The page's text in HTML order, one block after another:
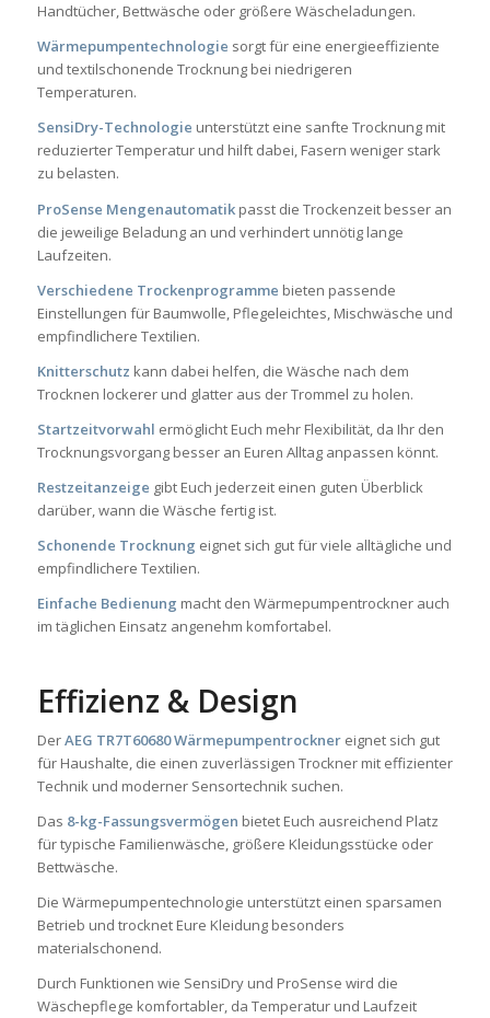
Handtücher, Bettwäsche oder größere Wäscheladungen.
Wärmepumpentechnologie sorgt für eine energieeffiziente
und textilschonende Trocknung bei niedrigeren
Temperaturen.
SensiDry-Technologie unterstützt eine sanfte Trocknung mit
reduzierter Temperatur und hilft dabei, Fasern weniger stark
zu belasten.
ProSense Mengenautomatikpasst die Trockenzeit besser an
die jeweilige Beladung an und verhindert unnötig lange
Laufzeiten.
Verschiedene Trockenprogramme bieten passende
Einstellungen für Baumwolle, Pflegeleichtes, Mischwäsche und
empfindlichere Textilien.
Knitterschutz kann dabei helfen, die Wäsche nach dem
Trocknen lockerer und glatter aus der Trommel zu holen.
Startzeitvorwahl ermöglicht Euch mehr Flexibilität, da Ihr den
Trocknungsvorgang besser an Euren Alltag anpassen könnt.
Restzeitanzeige gibt Euch jederzeit einen guten Überblick
darüber, wann die Wäsche fertig ist.
Schonende Trocknung eignet sich gut für viele alltägliche und
empfindlichere Textilien.
Einfache Bedienung macht den Wärmepumpentrockner auch
im täglichen Einsatz angenehm komfortabel.
Effizienz & Design
DerAEG TR7T60680 Wärmepumpentrocknereignet sich gut
für Haushalte, die einen zuverlässigen Trockner mit effizienter
Technik und moderner Sensortechnik suchen.
Das 8-kg-Fassungsvermögen bietet Euch ausreichend Platz
für typische Familienwäsche, größere Kleidungsstücke oder
Bettwäsche.
Die Wärmepumpentechnologie unterstützt einen sparsamen
Betrieb und trocknet Eure Kleidung besonders
materialschonend.
Durch Funktionen wie SensiDry und ProSense wird die
Wäschepflege komfortabler, da Temperatur und Laufzeit